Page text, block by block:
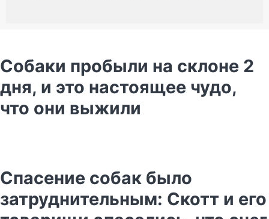
Собаки пробыли на склоне 2
дня, и это настоящее чудо,
что они выжили
Спасение собак было
затруднительным: Скотт и его